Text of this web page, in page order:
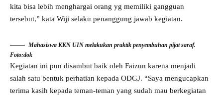
kita bisa lebih menghargai orang yg memiliki gangguan
tersebut,” kata Wiji selaku penanggung jawab kegiatan.
Mahasiswa KKN UIN melakukan praktik penyembuhan pijat saraf.
Foto:dok
Kegiatan ini pun disambut baik oleh Faizun karena menjadi
salah satu bentuk perhatian kepada ODGJ. “Saya mengucapkan
terima kasih kepada teman-teman yang sudah mau berkegiatan